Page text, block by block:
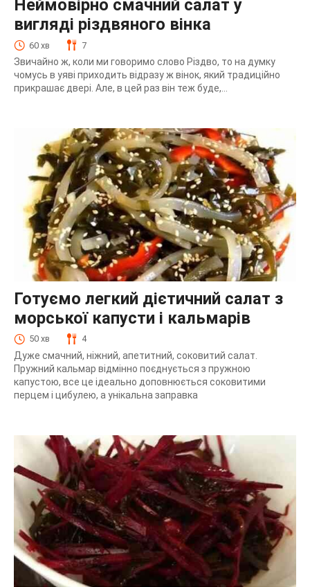
Неймовірно смачний салат у
вигляді різдвяного вінка
60 хв 7
Звичайно ж, коли ми говоримо слово Різдво, то на думку
чомусь в уяві приходить відразу ж вінок, який традиційно
прикрашає двері. Але, в цей раз він теж буде,...
Готуємо легкий дієтичний салат з
морської капусти і кальмарів
50 хв 4
Дуже смачний, ніжний, апетитний, соковитий салат.
Пружний кальмар відмінно поєднується з пружною
капустою, все це ідеально доповнюється соковитими
перцем і цибулею, а унікальна заправка